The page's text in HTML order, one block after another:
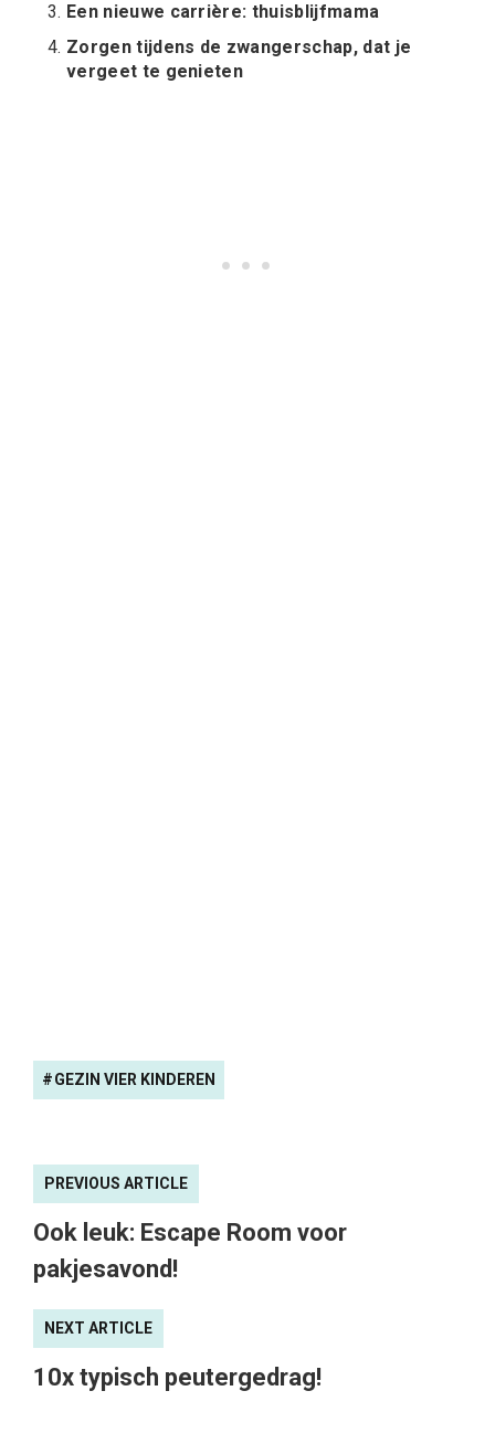
Een nieuwe carrière: thuisblijfmama
Zorgen tijdens de zwangerschap, dat je
vergeet te genieten
GEZIN VIER KINDEREN
PREVIOUS ARTICLE
Ook leuk: Escape Room voor
pakjesavond!
NEXT ARTICLE
10x typisch peutergedrag!